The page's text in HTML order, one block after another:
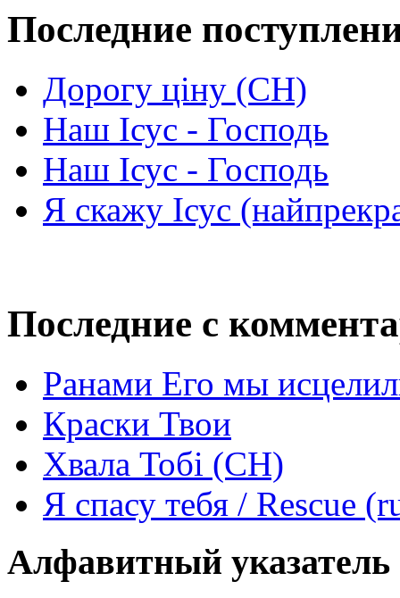
Последние
Дорогу ціну (СН)
Наш Ісус - Господь
Наш Ісус - Господь
Я скажу Ісус
Последние с
Ранами Его мы
Краски Твои
Хвала Тобі (СН)
Я спасу тебя / Rescue
Алфавитный указатель